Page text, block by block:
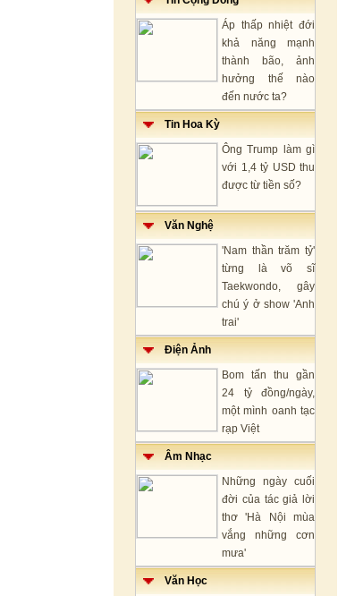
Áp thấp nhiệt đới
khả năng mạnh
thành bão, ảnh
hưởng thế nào
đến nước ta?
Tin Hoa Kỳ
Ông Trump làm gì
với 1,4 tỷ USD thu
được từ tiền số?
Văn Nghệ
'Nam thần trăm tỷ'
từng là võ sĩ
Taekwondo, gây
chú ý ở show 'Anh
trai'
Điện Ảnh
Bom tấn thu gần
24 tỷ đồng/ngày,
một mình oanh tạc
rạp Việt
Âm Nhạc
Những ngày cuối
đời của tác giả lời
thơ 'Hà Nội mùa
vắng những cơn
mưa'
Văn Học